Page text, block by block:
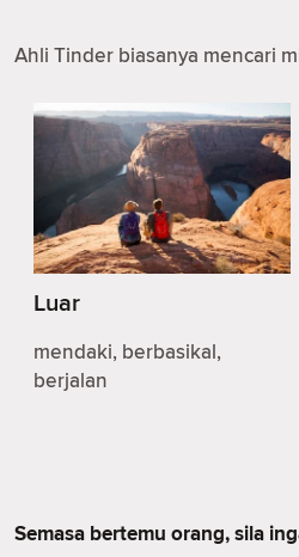
Ahli Tinder biasanya mencari
Luar
mendaki, berbasikal,
berjalan
Semasa bertemu orang, sila